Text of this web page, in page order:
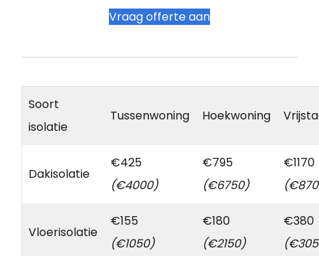
Vraag offerte aan
Soort
isolatie
Tussenwoning Hoekwoning
Dakisolatie
€425
(€4000)
€795
(€6750)
€1170
Vloerisolatie
€155
(€1050)
€180
(€2150)
€380